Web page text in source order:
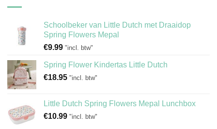
Schoolbeker van Little Dutch met Draaidop
Spring Flowers Mepal
€9.99 "incl. btw"
Spring Flower Kindertas Little Dutch
€18.95 "incl. btw"
Little Dutch Spring Flowers Mepal Lunchbox
€10.99 "incl. btw"